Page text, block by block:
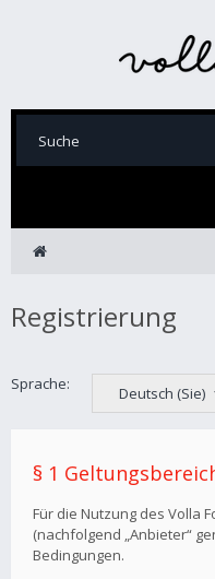
Registrierung
Sprache:
§ 1
Für die Nutzung des Volla
(nachfolgend „Anbieter“
Bedingungen.